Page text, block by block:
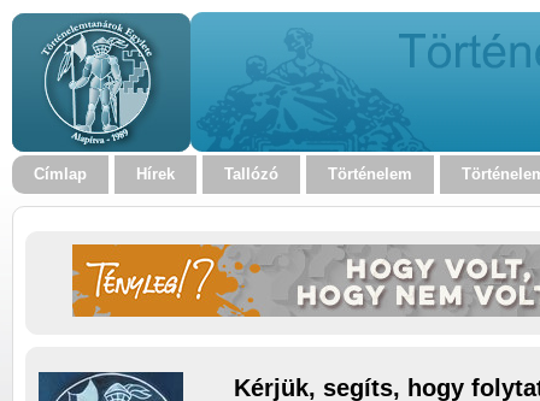
Címlap Hírek Tallózó Történelem
Kérjük, segíts, hogy